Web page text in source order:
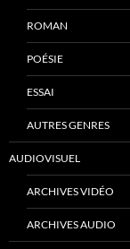
ROMAN
POÉSIE
ESSAI
AUTRES GENRES
AUDIOVISUEL
ARCHIVES VIDÉO
ARCHIVES AUDIO